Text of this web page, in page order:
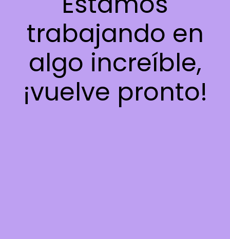
trabajando en
algo increíble,
¡vuelve pronto!